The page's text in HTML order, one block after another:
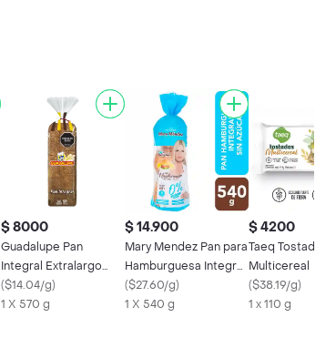
$ 8000
Guadalupe Pan
Integral Extralargo
570 g
($14.04/g)
1 X 570 g
$ 14.900
Mary Mendez Pan para
Hamburguesa Integral
sin Azúcar
($27.60/g)
1 X 540 g
$ 4200
Taeq Tostada
Multicereal
($38.19/g)
1 x 110 g